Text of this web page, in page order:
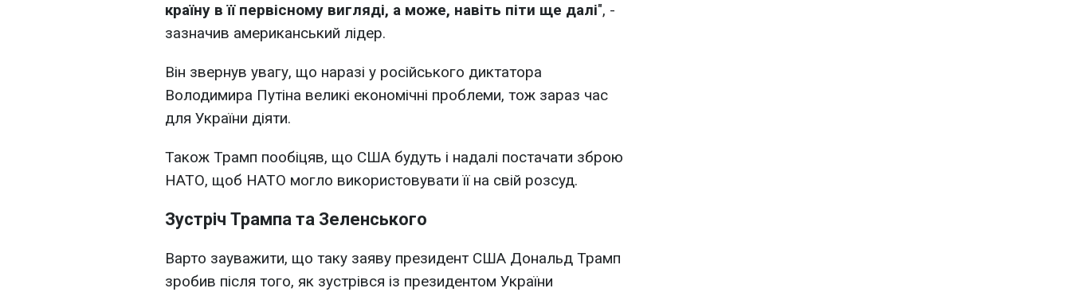
країну в її первісному вигляді, а може, навіть піти ще далі", -
зазначив американський лідер.
Він звернув увагу, що наразі у російського диктатора
Володимира Путіна великі економічні проблеми, тож зараз час
для України діяти.
Також Трамп пообіцяв, що США будуть і надалі постачати зброю
НАТО, щоб НАТО могло використовувати її на свій розсуд.
Зустріч Трампа та Зеленського
Варто зауважити, що таку заяву президент США Дональд Трамп
зробив після того, як зустрівся із президентом України